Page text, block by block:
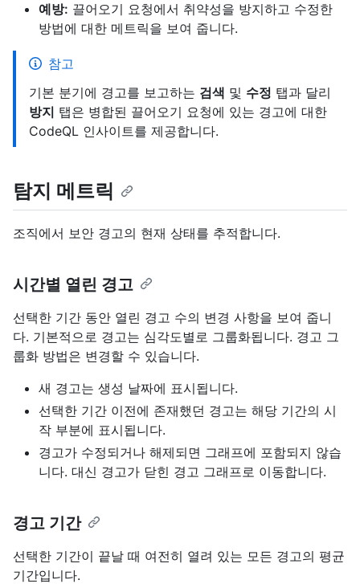
예방: 끌어오기 요청에서 취약성을 방지하고 수정한
방법에 대한 메트릭을 보여 줍니다.
참고
기본 분기에 경고를 보고하는 검색 및 수정 탭과 달리
방지 탭은 병합된 끌어오기 요청에 있는 경고에 대한
CodeQL 인사이트를 제공합니다.
탐지 메트릭
조직에서 보안 경고의 현재 상태를 추적합니다.
시간별 열린 경고
선택한 기간 동안 열린 경고 수의 변경 사항을 보여 줍니
다. 기본적으로 경고는 심각도별로 그룹화됩니다. 경고 그
룹화 방법은 변경할 수 있습니다.
새 경고는 생성 날짜에 표시됩니다.
선택한 기간 이전에 존재했던 경고는 해당 기간의 시
작 부분에 표시됩니다.
경고가 수정되거나 해제되면 그래프에 포함되지 않습
니다. 대신 경고가 닫힌 경고 그래프로 이동합니다.
경고 기간
선택한 기간이 끝날 때 여전히 열려 있는 모든 경고의 평균
기간입니다.